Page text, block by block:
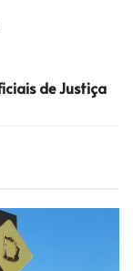
de Justiça